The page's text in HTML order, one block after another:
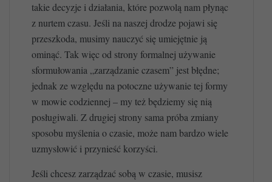
takie decyzje i działania, które pozwolą nam płynąc
z nurtem czasu. Jeśli na naszej drodze pojawi się
przeszkoda, musimy nauczyć się umiejętnie ją
ominąć. Tak więc od strony formalnej używanie
sformułowania „zarządzanie czasem” jest błędne;
jednak ze względu na potoczne używanie tej formy
w mowie codziennej – my też będziemy się nią
posługiwali. Z drugiej strony sama próba zmiany
sposobu myślenia o czasie, może nam bardzo wiele
uzmysłowić i przynieść korzyści.
Jeśli chcesz zarządzać sobą w czasie, musisz